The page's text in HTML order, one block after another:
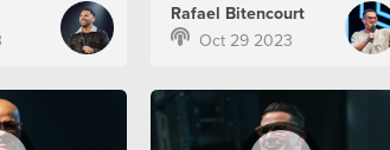
Rafael Bitencourt
Oct 29 2023